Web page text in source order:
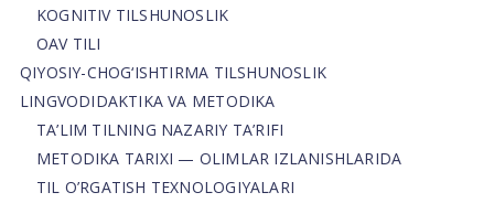
KOGNITIV TILSHUNOSLIK
OAV TILI
QIYOSIY-CHOG‘ISHTIRMA TILSHUNOSLIK
LINGVODIDAKTIKA VA METODIKA
TA’LIM TILNING NAZARIY TA’RIFI
METODIKA TARIXI — OLIMLAR IZLANISHLARIDA
TIL O’RGATISH TEXNOLOGIYALARI